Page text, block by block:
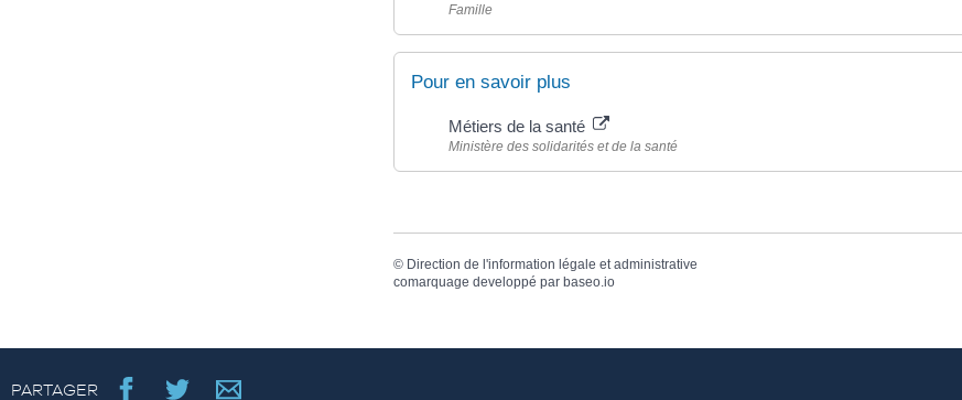
Famille
Pour en savoir plus
Métiers de la santé
Ministère des solidarités et de la santé
© Direction de l'information légale et administrative
comarquage developpé par baseo.io
PARTAGER